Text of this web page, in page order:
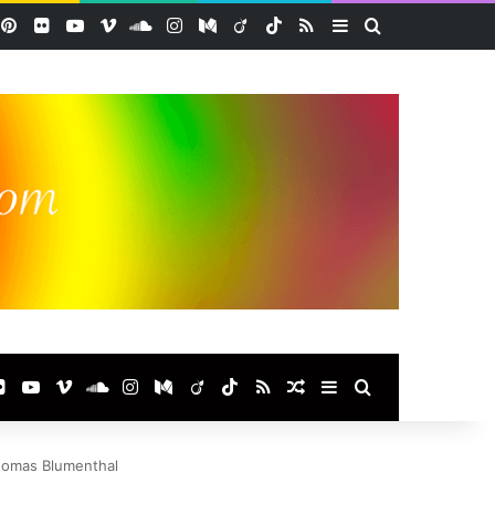
Pinterest
FlickrYouTube
VimeoSoundCloud
Instagram
Medium
ViadeoTikTokRSSSidebar (barre
Flickr YouTube
VimeoSoundCloud
InstagramMedium
ViadeoTikTok
RSS Article Aléatoire
Sidebar (barre
Blumenthal